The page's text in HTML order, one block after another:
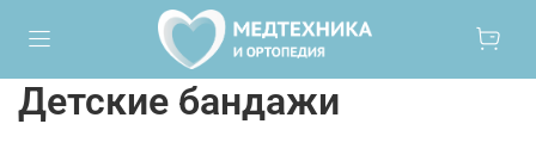
Детские бандажи